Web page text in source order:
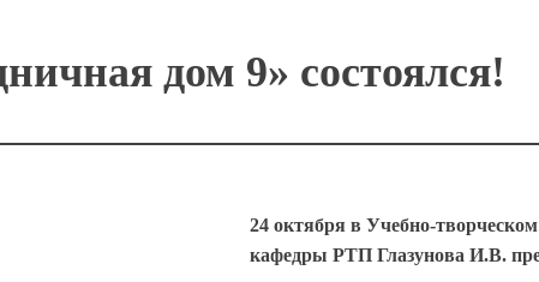
дом 9» состоялся!
24 октября в Учебно-
кафедры РТП Глазунова И.В.